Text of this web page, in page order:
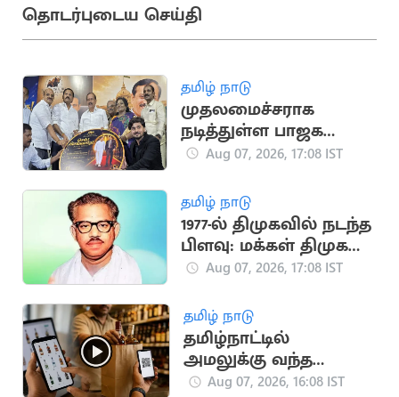
தொடர்புடைய செய்தி
தமிழ் நாடு
முதலமைச்சராக
நடித்துள்ள பாஜக
மூத்த தலைவர்
Aug 07, 2026, 17:08 IST
தமிழ் நாடு
1977-ல் திமுகவில் நடந்த
பிளவு: மக்கள் திமுக
உருவான வரலாறு!
Aug 07, 2026, 17:08 IST
தமிழ் நாடு
தமிழ்நாட்டில்
அமலுக்கு வந்த
ஆன்லைன் மது
Aug 07, 2026, 16:08 IST